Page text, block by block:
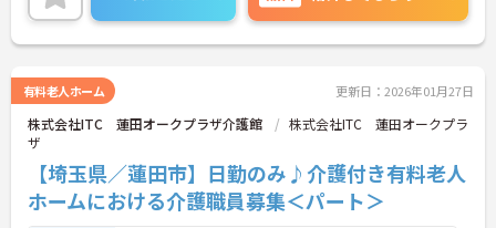
気軽にご相談ください！
有料老人ホーム 更新日：2026年01月27日
株式会社ITC 蓮田オークプラザ介護館
株式会社ITC 蓮田オークプラ
ザ
【埼玉県／蓮田市】日勤のみ♪介護付き有料老人
ホームにおける介護職員募集＜パート＞